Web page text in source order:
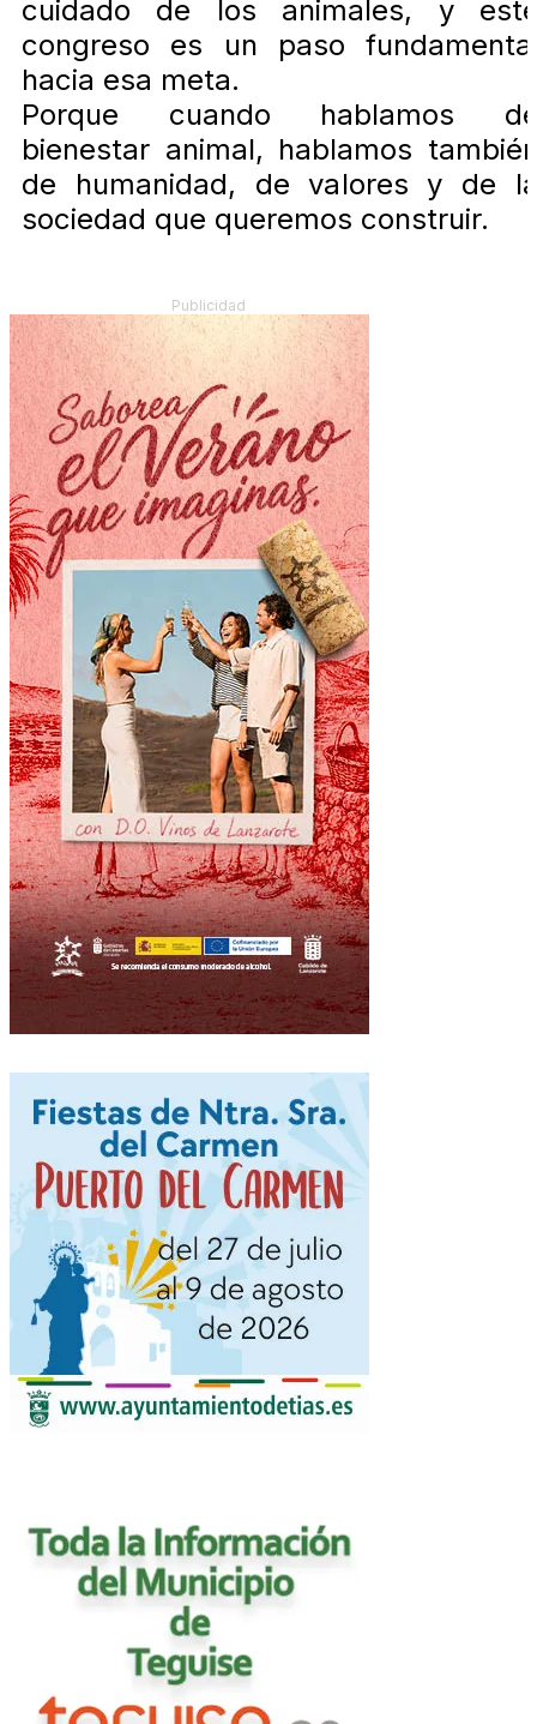
cuidado de los animales, y
congreso es un paso
hacia esa meta.
Porque cuando hablamos
bienestar animal, hablamos
de humanidad, de valores y de
sociedad que queremos construir.
Publicidad